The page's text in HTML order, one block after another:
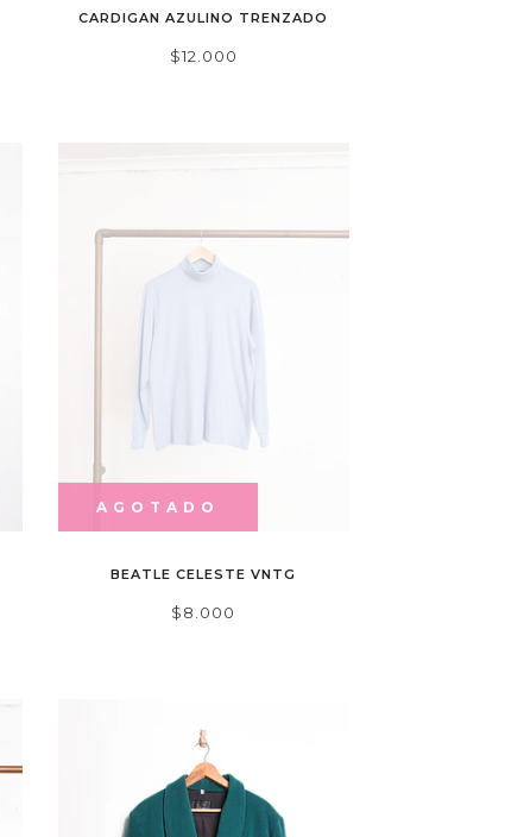
CARDIGAN AZULINO TRENZADO
$12.000
AGOTADO
BEATLE CELESTE VNTG
$8.000